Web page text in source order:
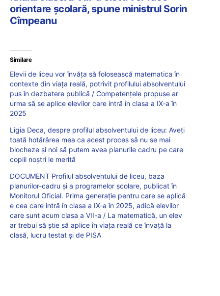
orientare școlară, spune ministrul Sorin
Cîmpeanu
Similare
Elevii de liceu vor învăța să folosească matematica în
contexte din viața reală, potrivit profilului absolventului
pus în dezbatere publică / Competențele propuse ar
urma să se aplice elevilor care intră în clasa a IX-a în
2025
Ligia Deca, despre profilul absolventului de liceu: Aveți
toată hotărârea mea ca acest proces să nu se mai
blocheze și noi să putem avea planurile cadru pe care
copiii noștri le merită
DOCUMENT Profilul absolventului de liceu, baza
planurilor-cadru și a programelor școlare, publicat în
Monitorul Oficial. Prima generație pentru care se aplică
e cea care intră în clasa a IX-a în 2025, adică elevilor
care sunt acum clasa a VII-a / La matematică, un elev
ar trebui să știe să aplice în viața reală ce învață la
clasă, lucru testat și de PISA